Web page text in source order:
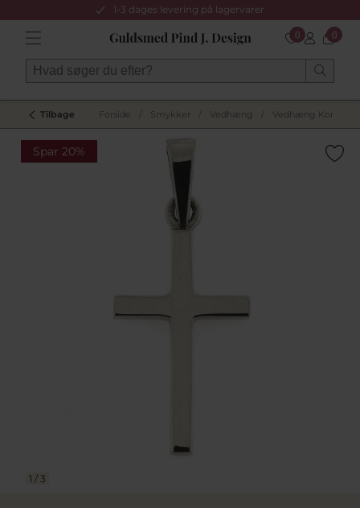
1-3 dages levering på lagervarer
0 0
Tilbage Forside Smykker Vedhæng Vedhæng Kors
Spar 20%
1 / 3